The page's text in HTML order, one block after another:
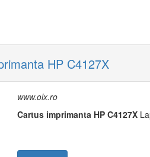
HP C4127X
www.olx.ro
Cartus imprimanta HP C4127X